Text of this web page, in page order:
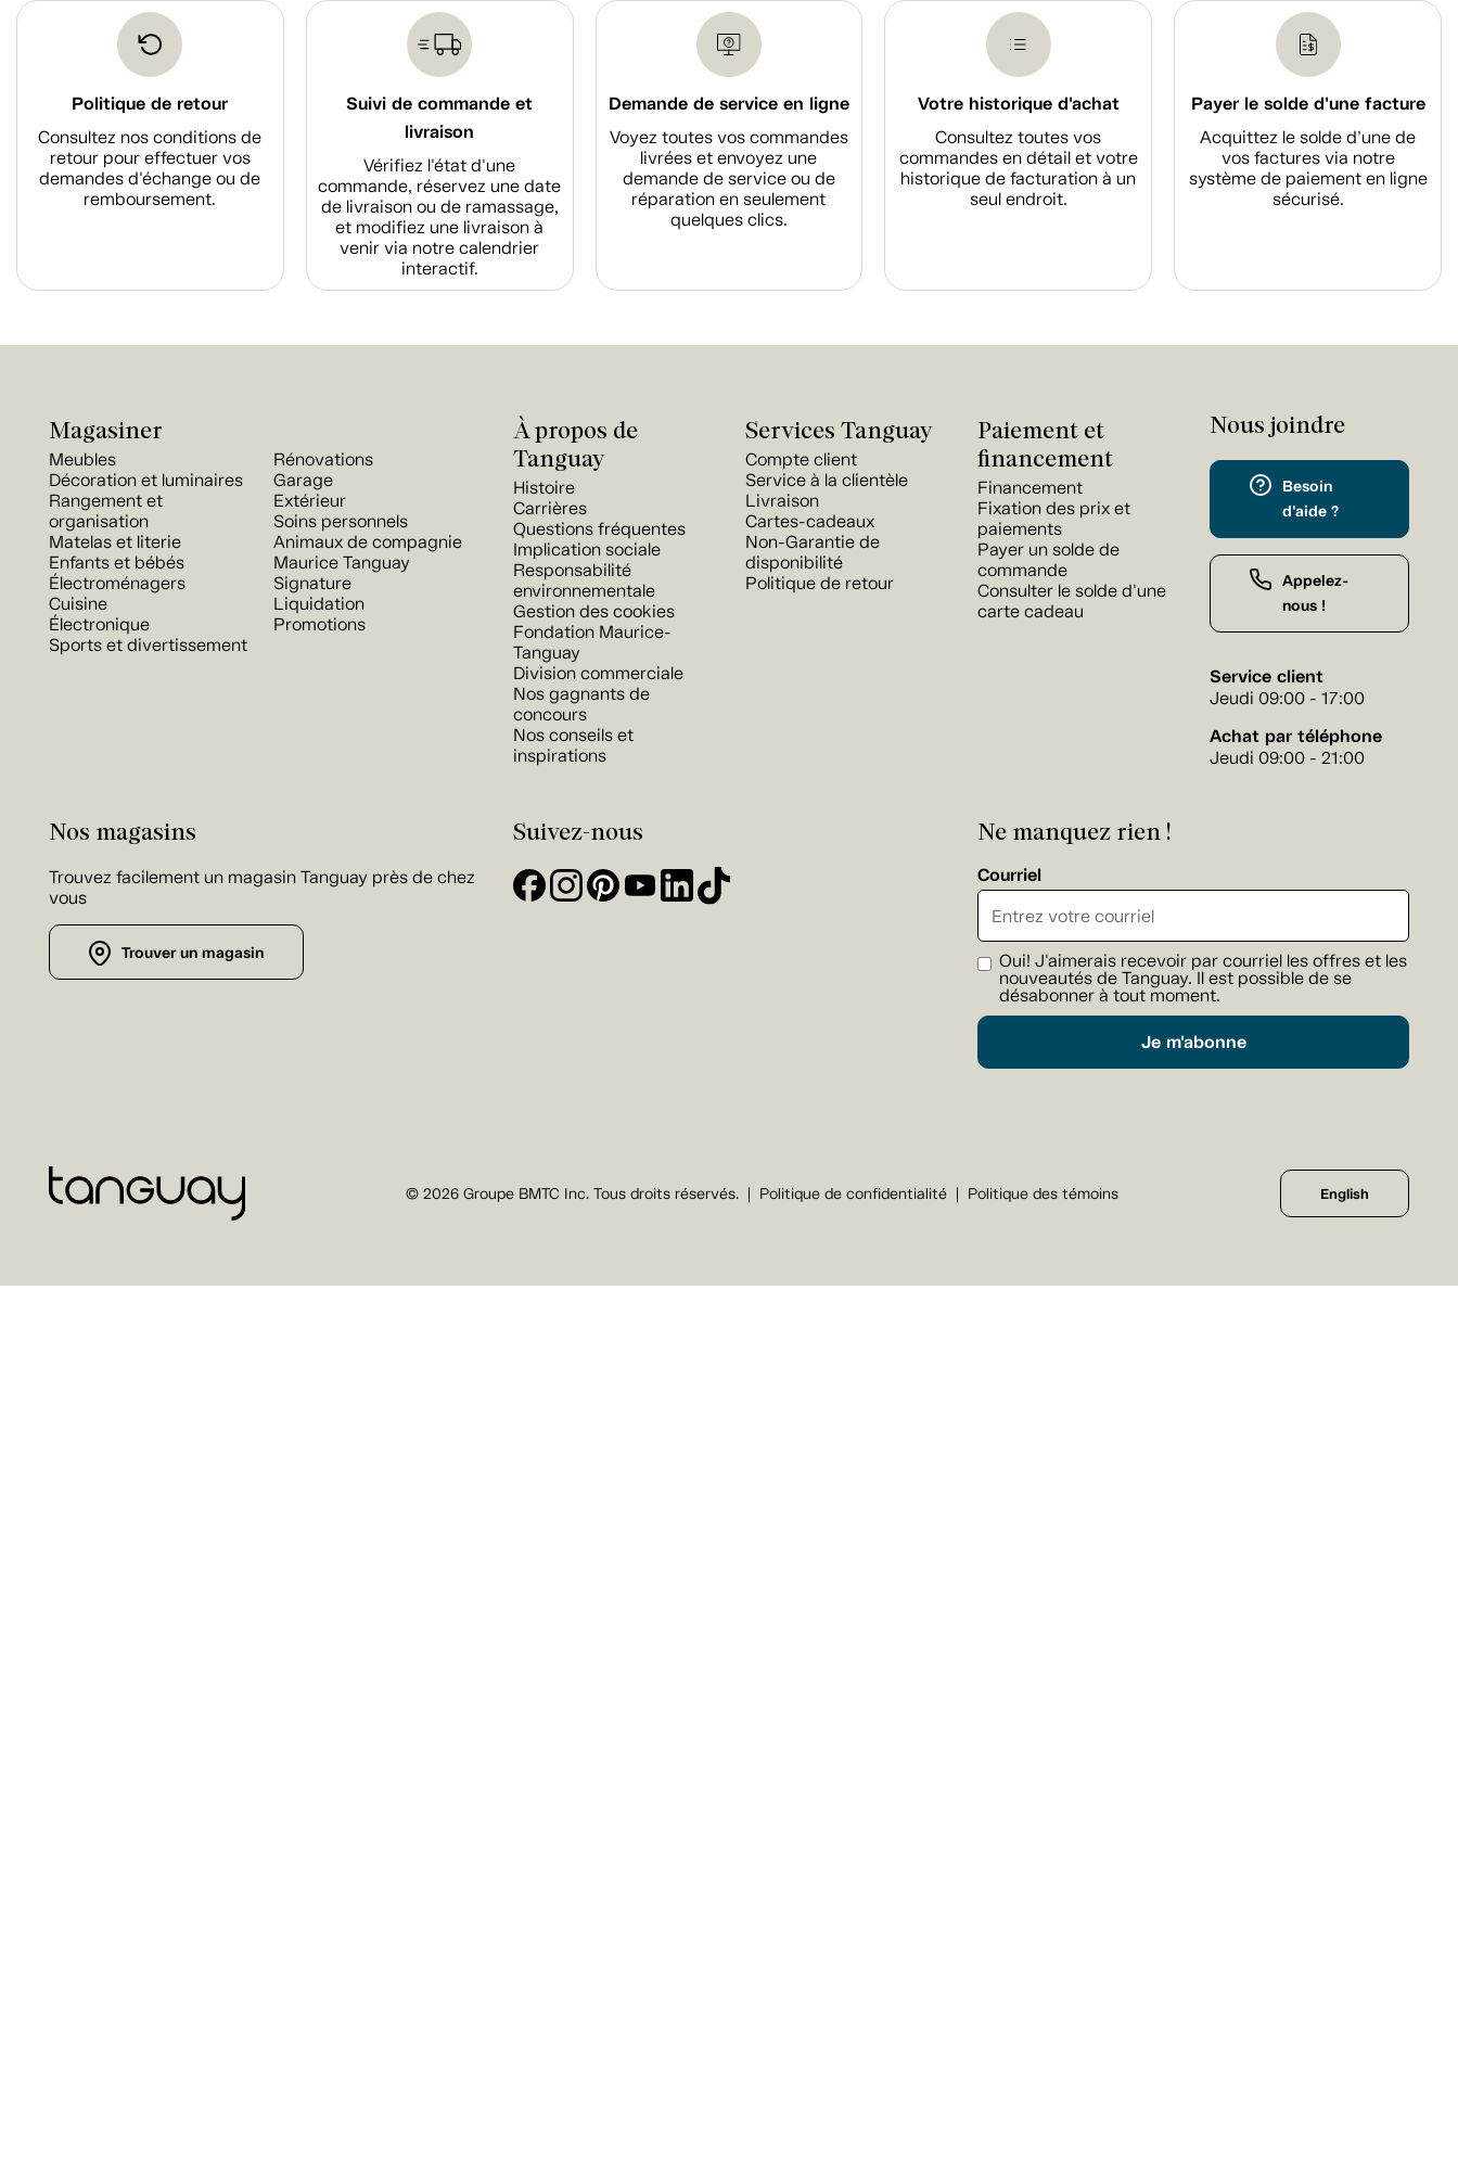
Politique de retour
Consultez nos conditions de
retour pour effectuer vos
demandes d'échange ou de
remboursement.
Suivi de commande et
livraison
Vérifiez l'état d'une
commande, réservez une date
de livraison ou de ramassage,
et modifiez une livraison à
venir via notre calendrier
interactif.
Demande de service en ligne
Voyez toutes vos commandes
livrées et envoyez une
demande de service ou de
réparation en seulement
quelques clics.
Votre historique d'achat
Consultez toutes vos
commandes en détail et votre
historique de facturation à un
seul endroit.
Payer le solde d'une facture
Acquittez le solde d’une de
vos factures via notre
système de paiement en ligne
sécurisé.
Magasiner
Meubles
Décoration et luminaires
Rangement et
organisation
Matelas et literie
Enfants et bébés
Électroménagers
Cuisine
Électronique
Sports et divertissement
Rénovations
Garage
Extérieur
Soins personnels
Animaux de compagnie
Maurice Tanguay
Signature
Liquidation
Promotions
À propos de
Tanguay
Histoire
Carrières
Questions fréquentes
Implication sociale
Responsabilité
environnementale
Gestion des cookies
Fondation Maurice-
Tanguay
Division commerciale
Nos gagnants de
concours
Nos conseils et
inspirations
Services Tanguay
Compte client
Service à la clientèle
Livraison
Cartes-cadeaux
Non-Garantie de
disponibilité
Politique de retour
Paiement et
financement
Financement
Fixation des prix et
paiements
Payer un solde de
commande
Consulter le solde d'une
carte cadeau
Nous joindre
Besoin
d'aide ?
Appelez-
nous !
Service client
Jeudi 09:00 - 17:00
Achat par téléphone
Jeudi 09:00 - 21:00
Nos magasins
Trouvez facilement un magasin Tanguay près de chez
vous
Trouver un magasin
Suivez-nous Ne manquez rien !
Courriel
Oui! J'aimerais recevoir par courriel les offres et les
nouveautés de Tanguay. Il est possible de se
désabonner à tout moment.
Je m'abonne
© 2026 Groupe BMTC Inc. Tous droits réservés. Politique de confidentialité Politique des témoins English